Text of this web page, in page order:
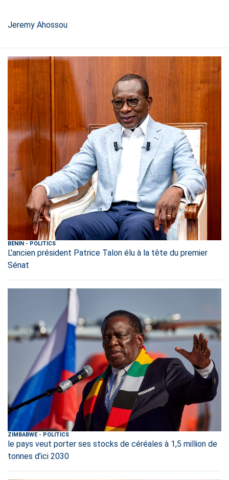
Jeremy Ahossou
BENIN - POLITICS
L'ancien président Patrice Talon élu à la tête du premier
Sénat
ZIMBABWE- POLITICS
le pays veut porter ses stocks de céréales à 1,5 million de
tonnes d’ici 2030